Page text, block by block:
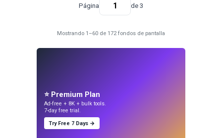
Página de 3
Mostrando 1–60 de 172 fondos de pantalla
⭐ Premium Plan
Ad-free + 8K + bulk tools.
7-day free trial.
Try Free 7 Days →